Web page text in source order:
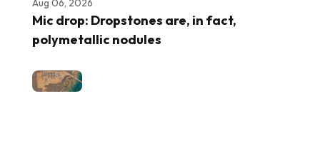
Aug 06, 2026
Mic drop: Dropstones are, in fact,
polymetallic nodules